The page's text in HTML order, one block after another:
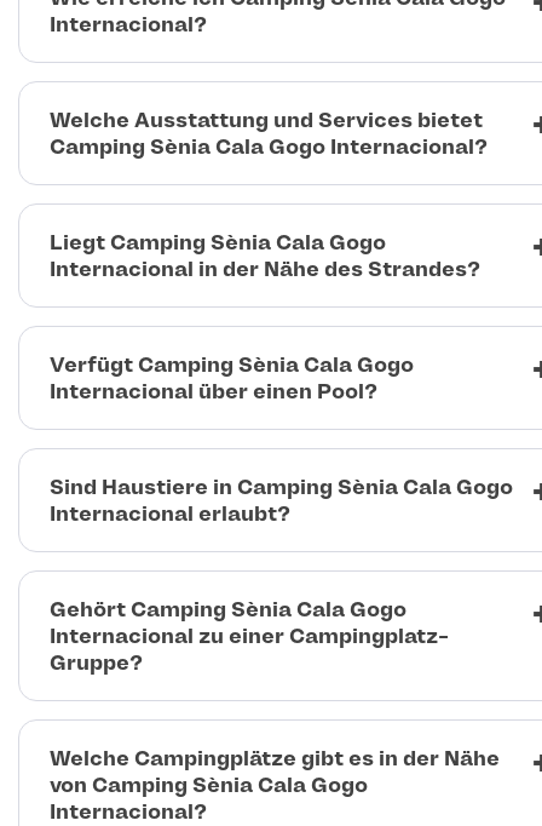
Internacional?
Welche Ausstattung und Services bietet
Camping Sènia Cala Gogo Internacional?
Liegt Camping Sènia Cala Gogo
Internacional in der Nähe des Strandes?
Verfügt Camping Sènia Cala Gogo
Internacional über einen Pool?
Sind Haustiere in Camping Sènia Cala Gogo
Internacional erlaubt?
Gehört Camping Sènia Cala Gogo
Internacional zu einer Campingplatz-
Gruppe?
Welche Campingplätze gibt es in der Nähe
von Camping Sènia Cala Gogo
Internacional?